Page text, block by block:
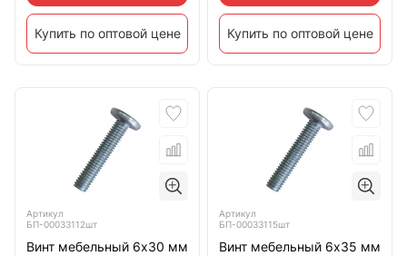
Купить по оптовой цене Купить по оптовой цене
Артикул
БП-00033112шт
Винт мебельный 6х30 мм
Артикул
БП-00033115шт
Винт мебельный 6х35 мм